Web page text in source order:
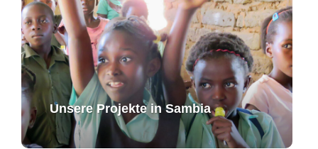
Unsere Projekte in Sambia